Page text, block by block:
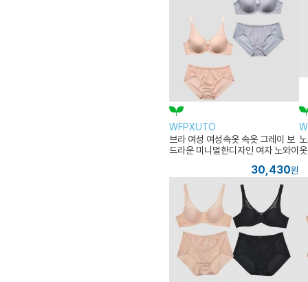
WFPXUTO
브라 여성 여성속옷 속옷 그레이 보
드라운 미니멀한디자인 여자 노와이
30,430원